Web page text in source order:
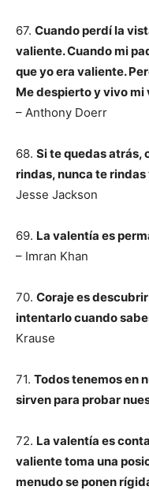
67. Cuando perdí la
valiente. Cuando mi
que yo era valiente.
Me despierto y vivo mi
– Anthony Doerr
68. Si te quedas atrás,
rindas, nunca te
Jesse Jackson
69. La valentía es
– Imran Khan
70. Coraje es
intentarlo cuando
Krause
71. Todos tenemos en
sirven para probar
72. La valentía es
valiente toma una
menudo se ponen